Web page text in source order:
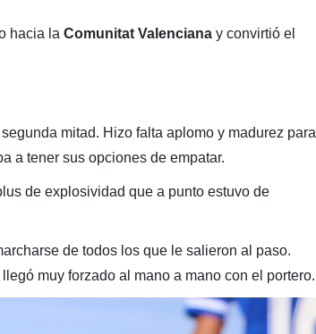
hacia la Comunitat Valencianay convirtió el
mitad. Hizo falta aplomo y madurez para
a tener sus opciones de empatar.
de explosividad que a punto estuvo de
de todos los que le salieron al paso.
muy forzado al mano a mano con el portero.